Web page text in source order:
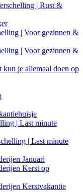
| Rust &
| Voor gezinnen &
| Voor gezinnen &
je allemaal doen op
| Last minute
| Last minute
Januari
Kerst op
Kerstvakantie